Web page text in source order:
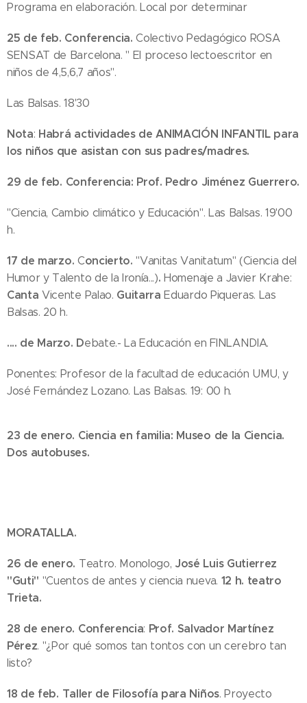
Programa en elaboración. Local por determinar
25 de feb. Conferencia. Colectivo Pedagógico ROSA
SENSAT de Barcelona. " El proceso lectoescritor en
niños de 4,5,6,7 años".
Las Balsas. 18'30
Nota: Habrá actividades de ANIMACIÓN INFANTIL para
los niños que asistan con sus padres/madres.
29 de feb. Conferencia: Prof. Pedro Jiménez Guerrero.
"Ciencia, Cambio climático y Educación". Las Balsas. 19'00
h.
17 de marzo. Concierto."Vanitas Vanitatum" (Ciencia del
Humor y Talento de la Ironía...). Homenaje a Javier Krahe:
CantaVicente Palao. Guitarra Eduardo Piqueras. Las
Balsas. 20 h.
.... de Marzo. Debate.- La Educación en FINLANDIA.
Ponentes: Profesor de la facultad de educación UMU, y
José Fernández Lozano. Las Balsas. 19: 00 h.
23 de enero. Ciencia en familia: Museo de la Ciencia.
Dos autobuses.
MORATALLA.
26 de enero. Teatro. Monologo, José Luis Gutierrez
"Guti" "Cuentos de antes y ciencia nueva. 12 h. teatro
Trieta.
28 de enero. Conferencia: Prof. Salvador Martínez
Pérez. "¿Por qué somos tan tontos con un cerebro tan
listo?
18 de feb. Taller de Filosofía para Niños. Proyecto